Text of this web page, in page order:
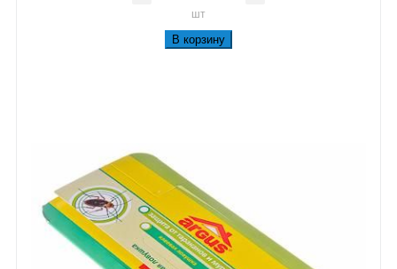
шт
В корзину